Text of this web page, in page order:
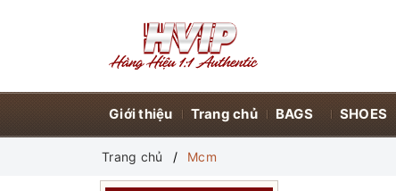
Giới thiệu Trang chủ BAGS SHOES
Trang chủ Mcm